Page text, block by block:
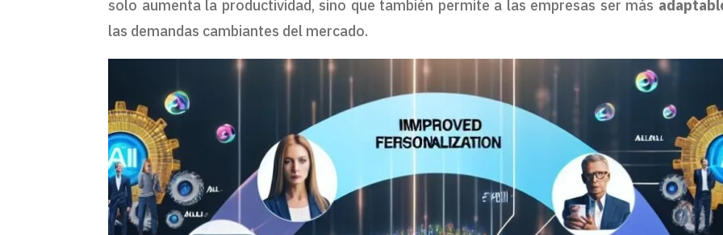
solo aumenta la productividad, sino que también permite a las empresas ser más
las demandas cambiantes del mercado.